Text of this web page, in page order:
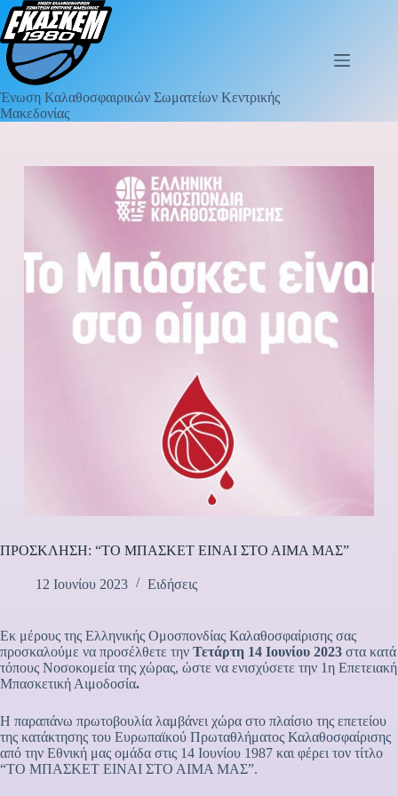
Ένωση Καλαθοσφαιρικών Σωματείων Κεντρικής
Μακεδονίας
ΠΡΟΣΚΛΗΣΗ: “ΤΟ ΜΠΑΣΚΕΤ ΕΙΝΑΙ ΣΤΟ ΑΙΜΑ ΜΑΣ”
12 Ιουνίου 2023 Ειδήσεις
Εκ μέρους της Ελληνικής Ομοσπονδίας Καλαθοσφαίρισης σας
προσκαλούμε να προσέλθετε την Τετάρτη 14 Ιουνίου 2023 στα κατά
τόπους Νοσοκομεία της χώρας, ώστε να ενισχύσετε την 1η Επετειακή
Μπασκετική Αιμοδοσία.
Η παραπάνω πρωτοβουλία λαμβάνει χώρα στο πλαίσιο της επετείου
της κατάκτησης του Ευρωπαϊκού Πρωταθλήματος Καλαθοσφαίρισης
από την Εθνική μας ομάδα στις 14 Ιουνίου 1987 και φέρει τον τίτλο
“ΤΟ ΜΠΑΣΚΕΤ ΕΙΝΑΙ ΣΤΟ ΑΙΜΑ ΜΑΣ”.